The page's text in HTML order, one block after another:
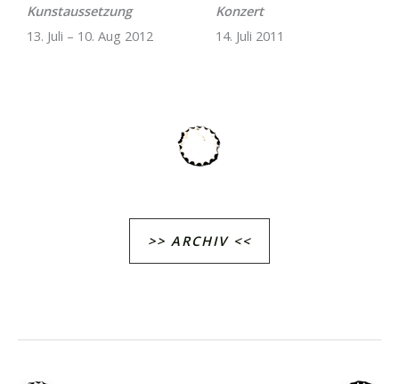
Kunstaussetzung
13. Juli – 10. Aug 2012
Konzert
14. Juli 2011
>> ARCHIV <<